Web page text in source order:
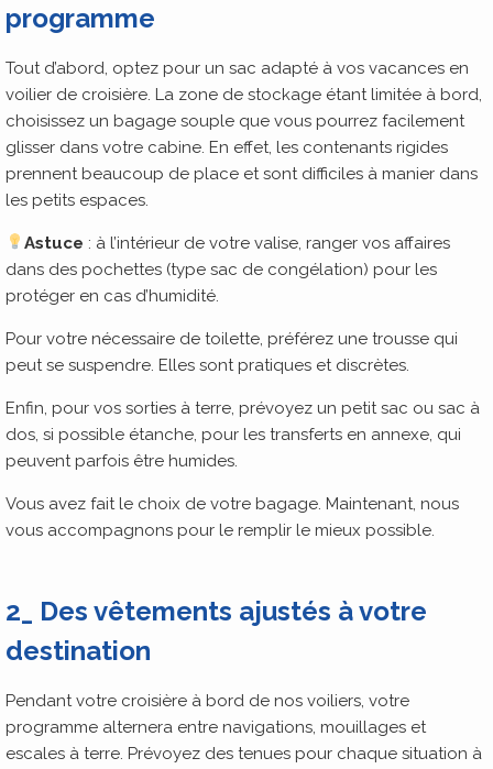
programme
Tout d’abord, optez pour un sac adapté à vos vacances en
voilier de croisière. La zone de stockage étant limitée à bord,
choisissez un bagage souple que vous pourrez facilement
glisser dans votre cabine. En effet, les contenants rigides
prennent beaucoup de place et sont difficiles à manier dans
les petits espaces.
Astuce : à l’intérieur de votre valise, ranger vos affaires
dans des pochettes (type sac de congélation) pour les
protéger en cas d’humidité.
Pour votre nécessaire de toilette, préférez une trousse qui
peut se suspendre. Elles sont pratiques et discrètes.
Enfin, pour vos sorties à terre, prévoyez un petit sac ou sac à
dos, si possible étanche, pour les transferts en annexe, qui
peuvent parfois être humides.
Vous avez fait le choix de votre bagage. Maintenant, nous
vous accompagnons pour le remplir le mieux possible.
2_ Des vêtements ajustés à votre
destination
Pendant votre croisière à bord de nos voiliers, votre
programme alternera entre navigations, mouillages et
escales à terre. Prévoyez des tenues pour chaque situation à